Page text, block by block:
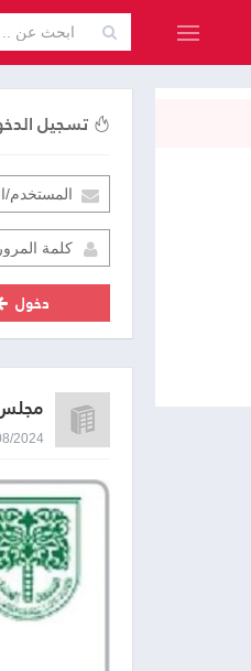
تسجيل
دخول
14/08/2024